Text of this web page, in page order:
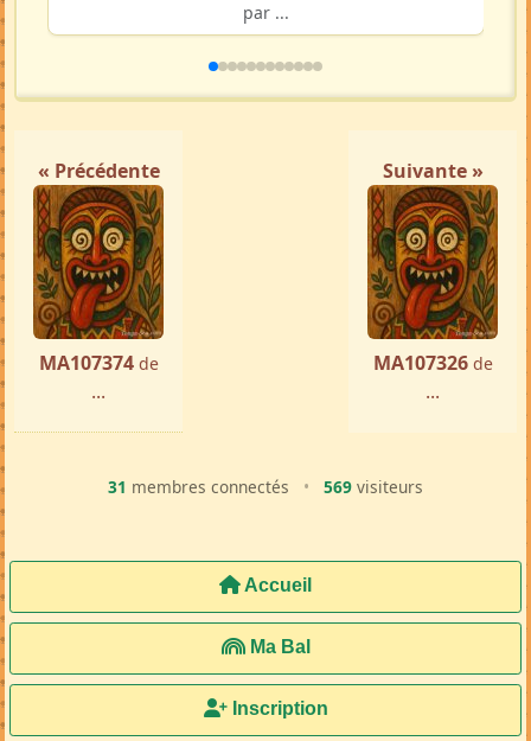
par ...
« Précédente
MA107374 de
...
Suivante »
MA107326 de
...
31 membres connectés • 569 visiteurs
Accueil
Ma Bal
Inscription